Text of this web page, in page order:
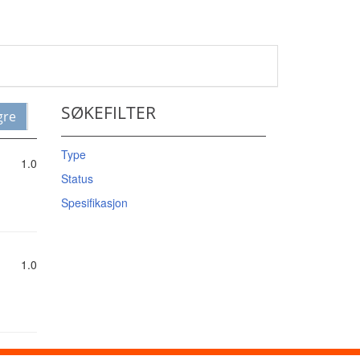
1.0
1.0
SØKEFILTER
Type
Status
Spesifikasjon